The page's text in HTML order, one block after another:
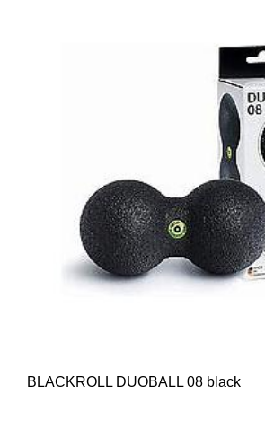
BLACKROLL DUOBALL 08 black